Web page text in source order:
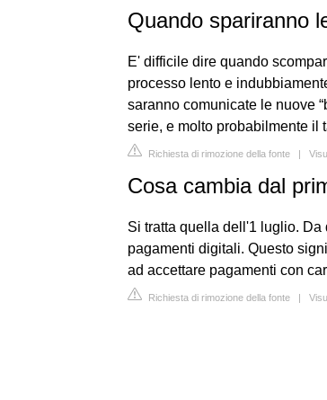
Quando spariranno
E' difficile dire quando
processo lento e
saranno comunicate le nuove
serie, e molto probabilmente il
Richiesta di rimozione della fonte |
Cosa cambia dal
Si tratta quella dell'1 luglio.
pagamenti digitali. Questo
ad accettare pagamenti con
Richiesta di rimozione della fonte |